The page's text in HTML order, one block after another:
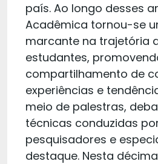
país. Ao longo desses
Acadêmica tornou-se
marcante na trajetória
estudantes,
compartilhamento de
experiências e
meio de palestras,
técnicas conduzidas
pesquisadores e
destaque. Nesta